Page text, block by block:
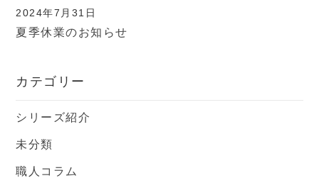
2024年7月31日
夏季休業のお知らせ
カテゴリー
シリーズ紹介
未分類
職人コラム